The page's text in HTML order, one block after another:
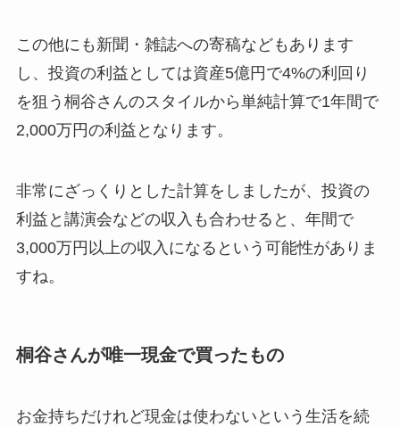
この他にも新聞・雑誌への寄稿などもあります
し、投資の利益としては資産5億円で4%の利回り
を狙う桐谷さんのスタイルから単純計算で1年間で
2,000万円の利益となります。
非常にざっくりとした計算をしましたが、投資の
利益と講演会などの収入も合わせると、年間で
3,000万円以上の収入になるという可能性がありま
すね。
桐谷さんが唯一現金で買ったもの
お金持ちだけれど現金は使わないという生活を続